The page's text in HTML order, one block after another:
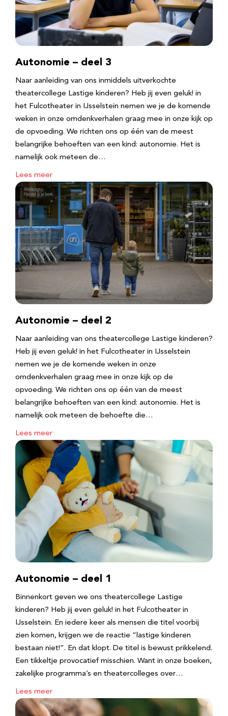
Autonomie – deel 3
Naar aanleiding van ons inmiddels uitverkochte
theatercollege Lastige kinderen? Heb jij even geluk! in
het Fulcotheater in IJsselstein nemen we je de komende
weken in onze omdenkverhalen graag mee in onze kijk op
de opvoeding. We richten ons op één van de meest
belangrijke behoeften van een kind: autonomie. Het is
namelijk ook meteen de…
Lees meer
Autonomie – deel 2
Naar aanleiding van ons theatercollege Lastige kinderen?
Heb jij even geluk! in het Fulcotheater in IJsselstein
nemen we je de komende weken in onze
omdenkverhalen graag mee in onze kijk op de
opvoeding. We richten ons op één van de meest
belangrijke behoeften van een kind: autonomie. Het is
namelijk ook meteen de behoefte die…
Lees meer
Autonomie – deel 1
Binnenkort geven we ons theatercollege Lastige
kinderen? Heb jij even geluk! in het Fulcotheater in
IJsselstein. En iedere keer als mensen die titel voorbij
zien komen, krijgen we de reactie “lastige kinderen
bestaan niet!”. En dat klopt. De titel is bewust prikkelend.
Een tikkeltje provocatief misschien. Want in onze boeken,
zakelijke programma’s en theatercolleges over…
Lees meer